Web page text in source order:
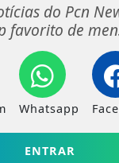
do Pcn
favorito de
Whatsapp
ENTRAR